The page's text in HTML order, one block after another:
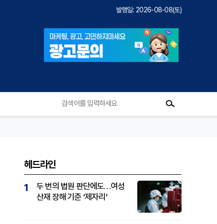
발행일: 2026-08-08(토)
헤드라인
1
두 번의 법원 판단에도…여성
산재 장해 기준 ‘제자리’